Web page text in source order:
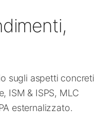
sugli aspetti concreti
ISM & ISPS, MLC
esternalizzato.